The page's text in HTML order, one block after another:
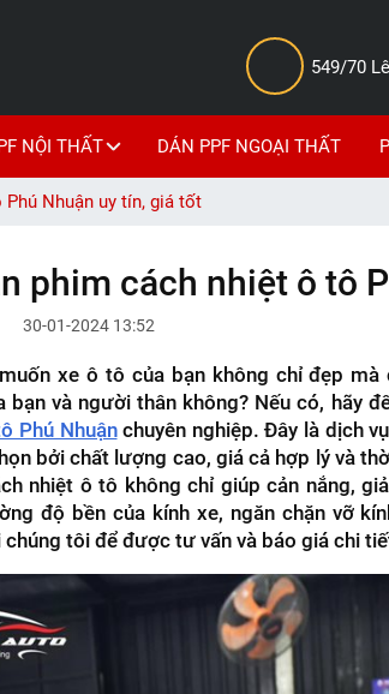
549/70
NỘI THẤT DÁN PPF NGOẠI THẤT
Nhuận uy tín, giá tốt
phim cách nhiệt ô tô
30-01-2024 13:52
xe ô tô của bạn không chỉ đẹp
bạn và người thân không? Nếu có, hãy
Phú Nhuậnchuyên nghiệp. Đây là dịch
bởi chất lượng cao, giá cả hợp lý và
nhiệt ô tô không chỉ giúp cản nắng,
độ bền của kính xe, ngăn chặn vỡ
chúng tôi để được tư vấn và báo giá chi